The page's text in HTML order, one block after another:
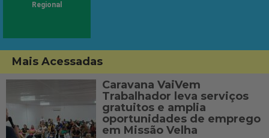
Regional
Mais Acessadas
Caravana VaiVem
Trabalhador leva serviços
gratuitos e amplia
oportunidades de emprego
em Missão Velha